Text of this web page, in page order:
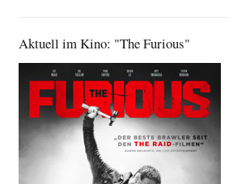
Aktuell im Kino: "The Furious"